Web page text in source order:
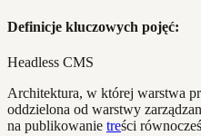
Definicje kluczowych pojęć:
Headless CMS
Architektura, w której warstwa
oddzielona od warstwy
na publikowanie treści